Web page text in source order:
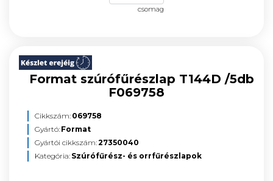
csomag
Format szúrófűrészlap T144D /5db
F069758
Cikkszám: 069758
Gyártó: Format
Gyártói cikkszám:27350040
Kategória: Szúrófűrész- és orrfűrészlapok